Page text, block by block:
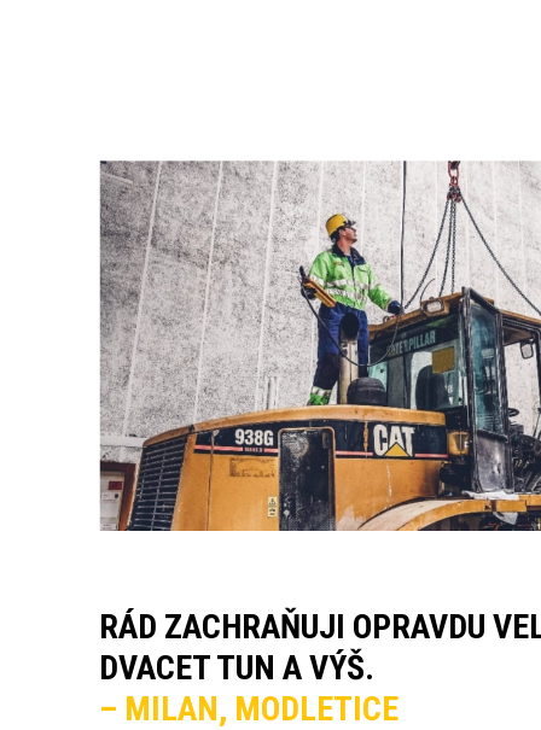
RÁD ZACHRAŇUJI OPRAVDU
DVACET TUN A VÝŠ.
– MILAN, MODLETICE